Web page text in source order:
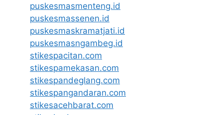
puskesmasmenteng.id
puskesmassenen.id
puskesmaskramatjati.id
puskesmasngambeg.id
stikespacitan.com
stikespamekasan.com
stikespandeglang.com
stikespangandaran.com
stikesacehbarat.com